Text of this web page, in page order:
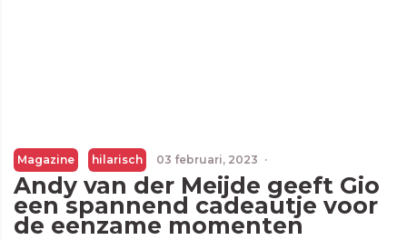
Magazine hilarisch 03 februari, 2023 ·
Andy van der Meijde geeft Gio
een spannend cadeautje voor
de eenzame momenten